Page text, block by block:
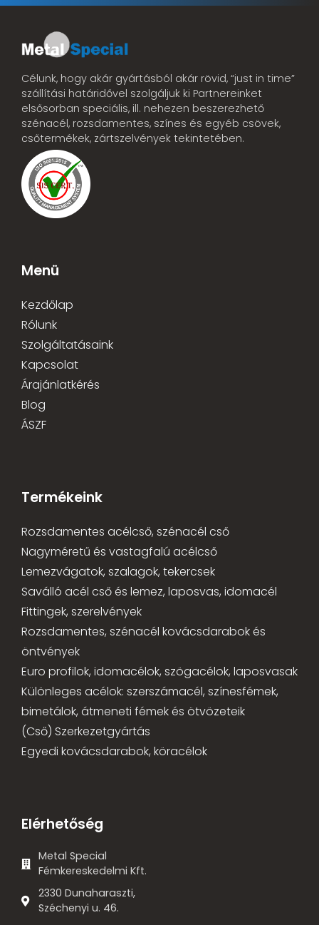
Célunk, hogy akár gyártásból akár rövid, “just in time”
szállítási határidővel szolgáljuk ki Partnereinket
elsősorban speciális, ill. nehezen beszerezhető
szénacél, rozsdamentes, színes és egyéb csövek,
csőtermékek, zártszelvények tekintetében.
Menü
Kezdőlap
Rólunk
Szolgáltatásaink
Kapcsolat
Árajánlatkérés
Blog
ÁSZF
Termékeink
Rozsdamentes acélcső, szénacél cső
Nagyméretű és vastagfalú acélcső
Lemezvágatok, szalagok, tekercsek
Saválló acél cső és lemez, laposvas, idomacél
Fittingek, szerelvények
Rozsdamentes, szénacél kovácsdarabok és
öntvények
Euro profilok, idomacélok, szögacélok, laposvasak
Különleges acélok: szerszámacél, színesfémek,
bimetálok, átmeneti fémek és ötvözeteik
(Cső) Szerkezetgyártás
Egyedi kovácsdarabok, köracélok
Elérhetőség
Metal Special
Fémkereskedelmi Kft.
2330 Dunaharaszti,
Széchenyi u. 46.